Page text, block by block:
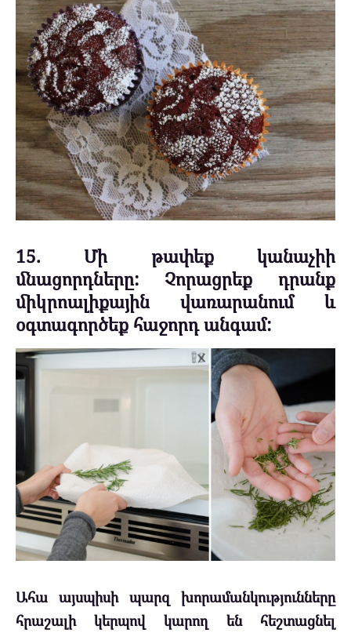
15. Մի թափեք կանաչիի
մնացորդները: Չորացրեք դրանք
միկրոալիքային վառարանում և
օգտագործեք հաջորդ անգամ:
Ահա այսպիսի պարզ խորամանկությունները
հրաշալի կերպով կարող են հեշտացնել